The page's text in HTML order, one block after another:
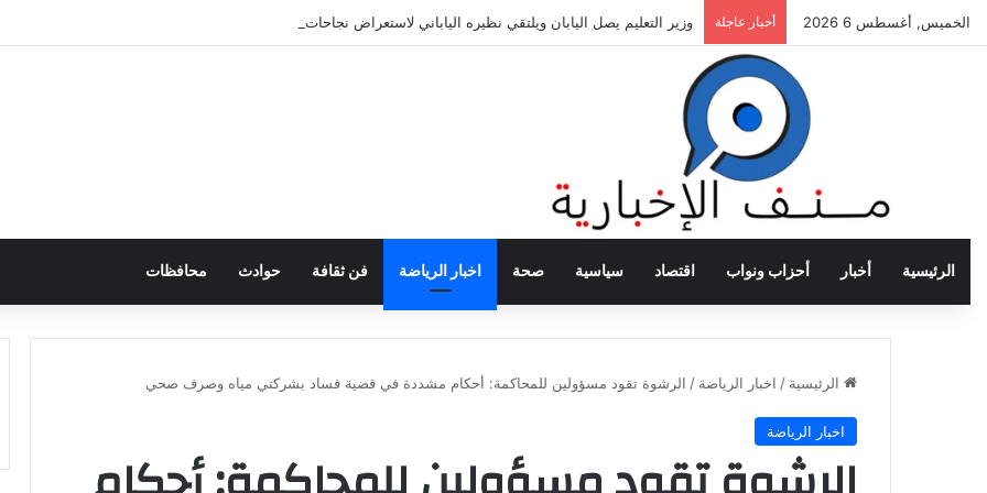
الخميس, أغسطس 6 2026 أخبار عاجلة وزير التعليم يصل اليابان ويلتقي نظيره الياباني لاستعراض نجاحات التعاون المصري الياباني في التعليم
الرئيسية أخبار أحزاب ونواب اقتصاد سياسية صحة اخبار الرياضة فن ثقافة حوادث محافظات
الرئيسية / اخبار الرياضة / الرشوة تقود مسؤولين للمحاكمة: أحكام مشددة في قضية فساد بشركتي مياه وصرف صحي
اخبار الرياضة